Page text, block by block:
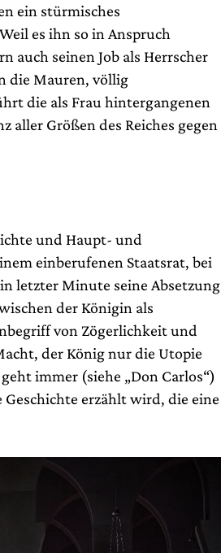
ein stürmisches
es ihn so in Anspruch
auch seinen Job als Herrscher
die Mauren, völlig
die als Frau hintergangenen
Größen des Reiches gegen
und Haupt- und
einberufenen Staatsrat, bei
letzter Minute seine Absetzung
der Königin als
von Zögerlichkeit und
der König nur die Utopie
immer (siehe „Don Carlos“)
erzählt wird, die eine